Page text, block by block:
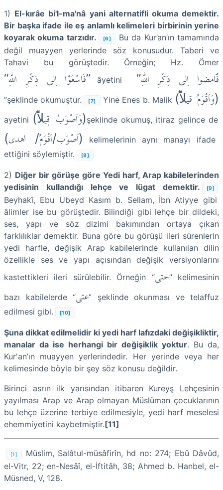
1) El-kırâe bi'l-ma'nâ yani alternatifli okuma demektir.
Bir başka ifade ile eş anlamlı kelimeleri birbirinin yerine
koyarak okuma tarzıdır.
[6]
Bu da Kur’an’ın tamamında
değil muayyen yerlerinde söz konusudur. Taberi ve
Tahavi bu görüştedir. Örneğin; Hz. Ömer
“فَاسْعَوْا اِلٰى ذِكْرِ اللّٰهِ” âyetini “فَْامضوا اِلٰى ذِكْرِ اللّٰهِ
”şeklinde okumuştur. [7] Yine Enes b. Malik (وَاَقْوَمُ قٖيلاًؕ)
ayetini (وَاَصْوَبُ قٖيلاًؕ)şeklinde okumuş, itiraz gelince de
(اَصْوَب/اَقْوَمُ/ اهدى) kelimelerinin aynı manayı ifade
ettiğini söylemiştir.
[8]
2) Diğer bir görüşe göre Yedi harf, Arap kabilelerinden
yedisinin kullandığı lehçe ve lügat demektir.
[9]
Beyhakî, Ebu Ubeyd Kasım b. Sellam, İbn Atiyye gibi
âlimler ise bu görüştedir. Bilindiği gibi lehçe bir dildeki,
ses, yapı ve söz dizimi bakımından ortaya çıkan
farklılıklar demektir. Buna göre bu görüşü ileri sürenlerin
yedi harfle, değişik Arap kabilelerinde kullanılan dilin
özellikle ses ve yapı açısından değişik versiyonlarını
kastettikleri ileri sürülebilir. Örneğin “حتى” kelimesinin
bazı kabilelerde “عتى” şeklinde okunması ve telaffuz
edilmesi gibi.
[10]
Şuna dikkat edilmelidir ki yedi harf lafızdaki değişikliktir,
manalar da ise herhangi bir değişiklik yoktur. Bu da,
Kur'an’ın muayyen yerlerindedir. Her yerinde veya her
kelimesinde böyle bir şey söz konusu değildir.
Birinci asrın ilk yarısından itibaren Kureyş Lehçesinin
yayılması Arap ve Arap olmayan Müslüman çocuklarının
bu lehçe üzerine terbiye edilmesiyle, yedi harf meselesi
ehemmiyetini kaybetmiştir.[11]
[1]
Müslim, Salâtul-müsâfirîn, hd no: 274; Ebû Dâvûd,
el-Vitr, 22; en-Nesâî, el-İftitâh, 38; Ahmed b. Hanbel, el-
Müsned, V, 128.